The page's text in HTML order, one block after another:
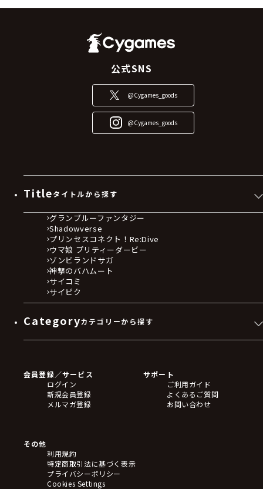
公式SNS
@Cygames_goods
@Cygames_goods
Titleタイトルから探す
グランブルーファンタジー
Shadowverse
プリンセスコネクト！Re:Dive
ウマ娘 プリティーダービー
ゾンビランドサガ
神撃のバハムート
サイコミ
サイピク
Categoryカテゴリーから探す
フィギュア
アクリルスタンド
バッジ
キーホルダー・ストラップ
ステッカー・シール・カード
タペストリー・ポスター
アームサポーター
ブレードホルダー
会員登録／サービス
ログイン
新規会員登録
メルマガ登録
サポート
ご利用ガイド
よくあるご質問
お問い合わせ
その他
利用規約
特定商取引法に基づく表示
プライバシーポリシー
Cookies Settings